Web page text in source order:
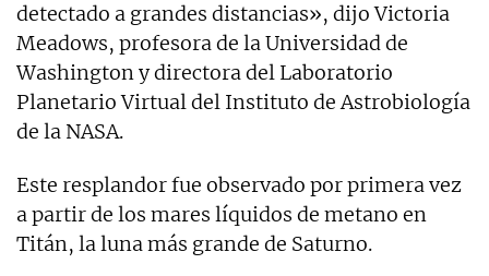
detectado a grandes distancias», dijo Victoria
Meadows, profesora de la Universidad de
Washington y directora del Laboratorio
Planetario Virtual del Instituto de Astrobiología
de la NASA.
Este resplandor fue observado por primera vez
a partir de los mares líquidos de metano en
Titán, la luna más grande de Saturno.